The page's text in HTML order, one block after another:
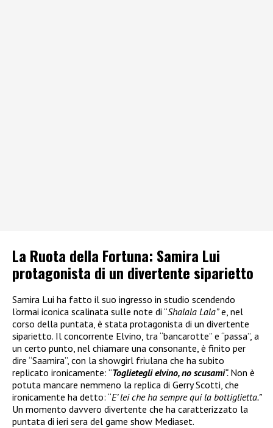
La Ruota della Fortuna: Samira Lui
protagonista di un divertente siparietto
Samira Lui ha fatto il suo ingresso in studio scendendo
l’ormai iconica scalinata sulle note di “Shalala Lala”e, nel
corso della puntata, è stata protagonista di un divertente
siparietto. Il concorrente Elvino, tra “bancarotte” e “passa”, a
un certo punto, nel chiamare una consonante, è finito per
dire “Saamira”, con la showgirl friulana che ha subito
replicato ironicamente: “Toglietegli elvino, no scusami“. Non è
potuta mancare nemmeno la replica di Gerry Scotti, che
ironicamente ha detto: “E’ lei che ha sempre qui la bottiglietta.”
Un momento davvero divertente che ha caratterizzato la
puntata di ieri sera del game show Mediaset.